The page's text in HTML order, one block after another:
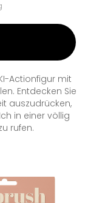
Actionfigur mit
Entdecken Sie
auszudrücken,
in einer völlig
rufen.